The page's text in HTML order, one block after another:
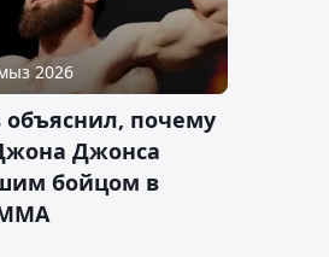
2026
объяснил, почему
Джонса
бойцом в